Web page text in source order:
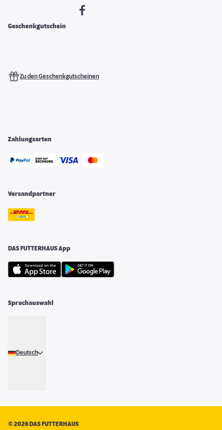
Geschenkgutschein
Zu den Geschenkgutscheinen
Zahlungsarten
Versandpartner
DAS FUTTERHAUS App
Sprachauswahl
Deutsch
©2026 DAS FUTTERHAUS